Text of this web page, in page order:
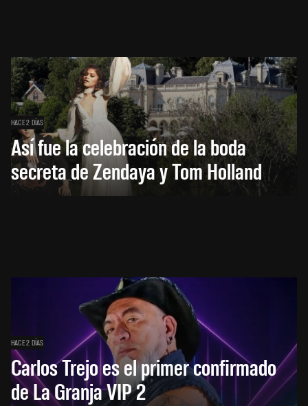
HACE 2 DÍAS
Así fue la celebración de la boda
secreta de Zendaya y Tom Holland
HACE 2 DÍAS
Carlos Trejo es el primer confirmado
de La Granja VIP 2